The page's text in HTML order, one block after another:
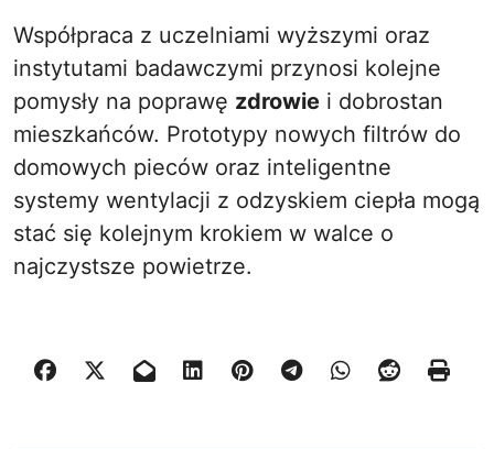
Współpraca z uczelniami wyższymi oraz
instytutami badawczymi przynosi kolejne
pomysły na poprawę zdrowie i dobrostan
mieszkańców. Prototypy nowych filtrów do
domowych pieców oraz inteligentne
systemy wentylacji z odzyskiem ciepła mogą
stać się kolejnym krokiem w walce o
najczystsze powietrze.